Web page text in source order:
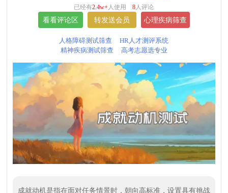
已经有2.4w+人使用 8人评论
人格障碍测试筛查
HR人才测评系统
精神疾病测试筛查
高考志愿选专业
成就动机是指在面对任务情景时，朝向高标准，设置具有挑战